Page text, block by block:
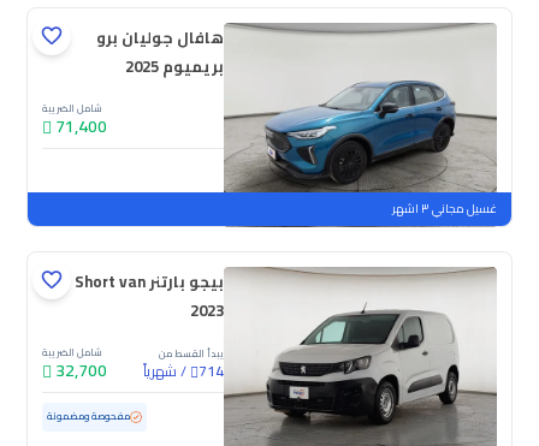
هافال جوليان برو
بريميوم 2025
شامل الضريبة
71,400
جديدة
ملوحة
غسيل مجاني ٣ اشهر
بيجو بارتنر Short van
2023
يبدأ القسط من
714
/شهرياً
شامل الضريبة
32,700
مستعملة 169,930 كم مفحوصة ومضمونة